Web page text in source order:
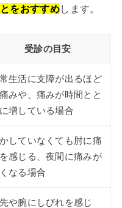
をおすすめします。
受診の目安
生活に支障が出るほど
みや、痛みが時間とと
増している場合
していなくても肘に痛
感じる、夜間に痛みが
なる場合
や腕にしびれを感じ